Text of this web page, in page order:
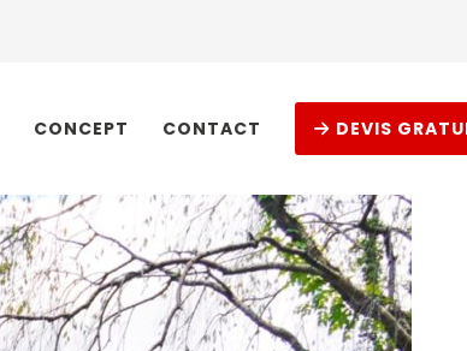
CONCEPT CONTACT DEVIS